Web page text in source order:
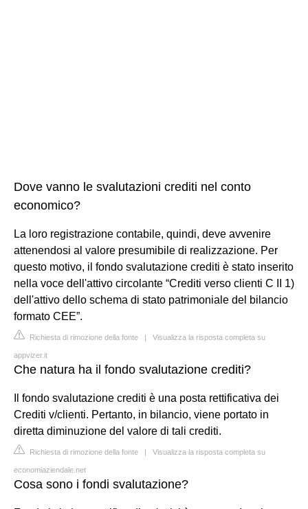
Dove vanno le svalutazioni crediti nel conto
economico?
La loro registrazione contabile, quindi, deve avvenire
attenendosi al valore presumibile di realizzazione. Per
questo motivo, il fondo svalutazione crediti è stato inserito
nella voce dell'attivo circolante “Crediti verso clienti C II 1)
dell'attivo dello schema di stato patrimoniale del bilancio
formato CEE”.
Richiesta di rimozione della fonte | Visualizza la risposta completa su
appvizer.it
Che natura ha il fondo svalutazione crediti?
Il fondo svalutazione crediti è una posta rettificativa dei
Crediti v/clienti. Pertanto, in bilancio, viene portato in
diretta diminuzione del valore di tali crediti.
Richiesta di rimozione della fonte | Visualizza la risposta completa su
economiaziendale.net
Cosa sono i fondi svalutazione?